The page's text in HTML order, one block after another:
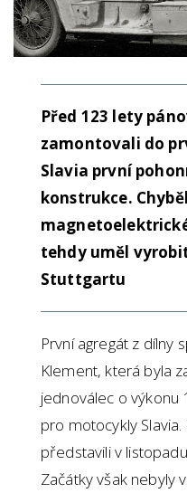
Před 123 lety
zamontovali do
Slavia první
konstrukce.
tehdy uměl
Stuttgartu
První agregát z dílny
Klement, která byla
jednoválec o výkonu
pro motocykly
představili v
Začátky však nebyly